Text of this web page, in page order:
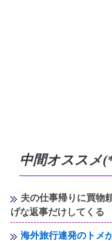
中間オススメ
夫の仕事帰りに買物
げな返事だけしてくる
海外旅行連発のトメ